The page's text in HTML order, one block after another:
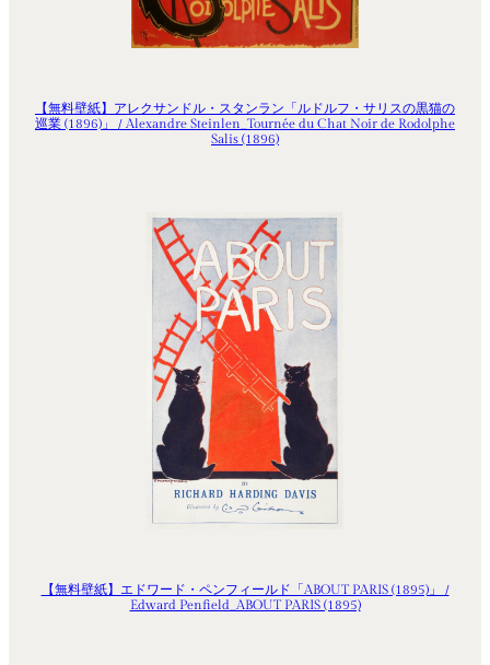
【無料壁紙】アレクサンドル・スタンラン「ルドルフ・サリスの黒猫の
巡業 (1896)」 / Alexandre Steinlen_Tournée du Chat Noir de Rodolphe
Salis (1896)
【無料壁紙】エドワード・ペンフィールド「ABOUT PARIS (1895)」 /
Edward Penfield_ABOUT PARIS (1895)